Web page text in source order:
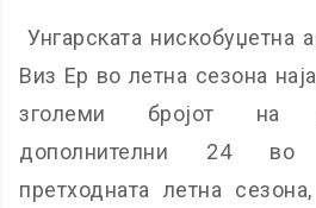
Унгарската нискобуџетна
Виз Ер во летна сезона
зголеми бројот на
дополнителни 24
претходната летна